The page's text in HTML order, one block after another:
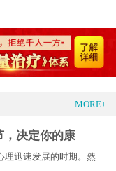
MORE+
，决定你的康
理迅速发展的时期。然